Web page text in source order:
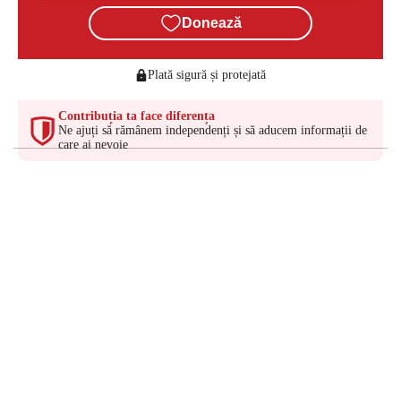
Donează
Plată sigură și protejată
Contribuția ta face diferența
Ne ajuți să rămânem independenți și să aducem informații de
care ai nevoie